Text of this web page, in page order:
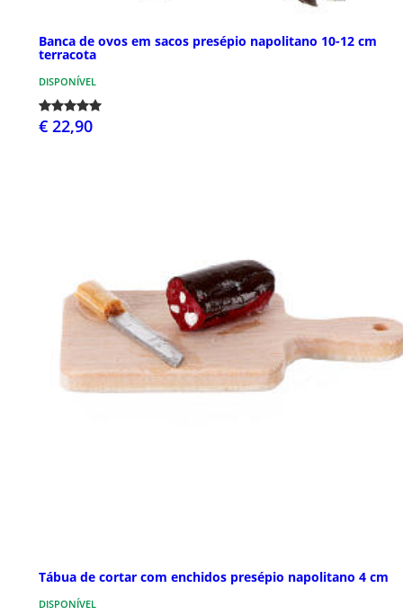
Banca de ovos em sacos presépio napolitano 10-12 cm
terracota
DISPONÍVEL
€ 22,90
Tábua de cortar com enchidos presépio napolitano 4 cm
DISPONÍVEL